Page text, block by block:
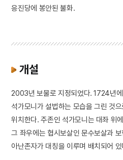
응진당에 봉안된 불화.
개설
2003년 보물로 지정되었다. 1724년
석가모니가 설법하는 모습을 그린 것
위치한다. 주존인 석가모니는 대좌 위
그 좌우에는 협시보살인 문수보살과
아난존자가 대칭을 이루며 배치되어 있